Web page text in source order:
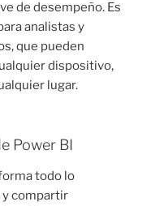
de desempeño. Es
analistas y
que pueden
dispositivo,
lugar.
Power BI
todo lo
y compartir